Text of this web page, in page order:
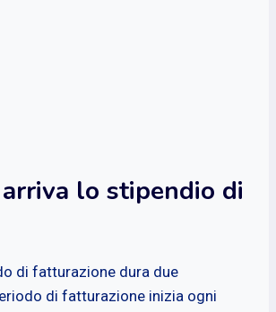
lo stipendio di
di fatturazione dura due
di fatturazione inizia ogni